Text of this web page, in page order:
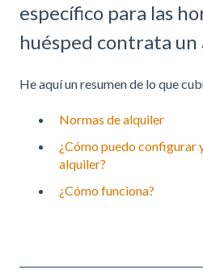
específico para las
huésped contrata
He aquí un resumen de lo que
Normas de alquiler
¿Cómo puedo configurar
alquiler?
¿Cómo funciona?